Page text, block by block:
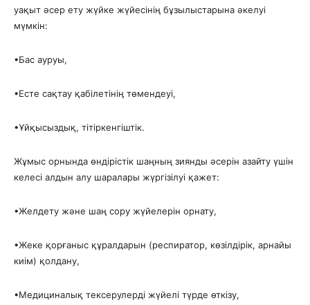
уақыт әсер ету жүйке жүйесінің бұзылыстарына әкелуі
мүмкін:
​•​Бас ауруы,
​•​Есте сақтау қабілетінің төмендеуі,
​•​Ұйқысыздық, тітіркенгіштік.
Жұмыс орнында өндірістік шаңның зиянды әсерін азайту үшін
келесі алдын алу шаралары жүргізілуі қажет:
​•​Желдету және шаң сору жүйелерін орнату,
​•​Жеке қорғаныс құралдарын (респиратор, көзілдірік, арнайы
киім) қолдану,
​•​Медициналық тексерулерді жүйелі түрде өткізу,